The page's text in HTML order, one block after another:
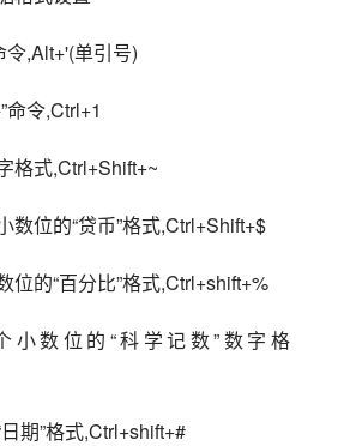
令,Alt+'(单引号)
命令,Ctrl+1
格式,Ctrl+Shift+~
数位的“贷币”格式,Ctrl+Shift+$
位的“百分比”格式,Ctrl+shift+%
小数位的“科学记数”数字格
期”格式,Ctrl+shift+#